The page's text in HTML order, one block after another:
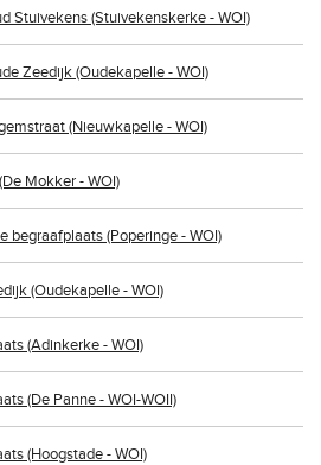
Stuivekens (Stuivekenskerke - WOI)
Zeedijk (Oudekapelle - WOI)
(Nieuwkapelle - WOI)
Mokker - WOI)
begraafplaats (Poperinge - WOI)
(Oudekapelle - WOI)
(Adinkerke - WOI)
(De Panne - WOI-WOII)
(Hoogstade - WOI)